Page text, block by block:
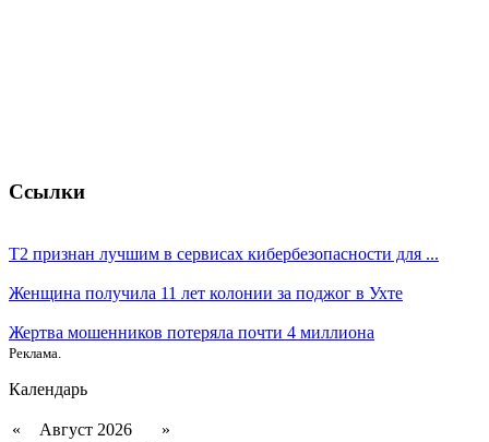
Ссылки
T2 признан лучшим в сервисах кибербезопасности для ...
Женщина получила 11 лет колонии за поджог в Ухте
Жертва мошенников потеряла почти 4 миллиона
Реклама.
Календарь
« Август 2026
»